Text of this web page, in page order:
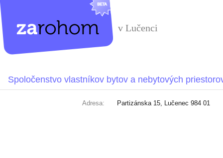
v Lučenci
Spoločenstvo vlastníkov bytov a nebytových
Adresa: Partizánska 15, Lučenec 984 01